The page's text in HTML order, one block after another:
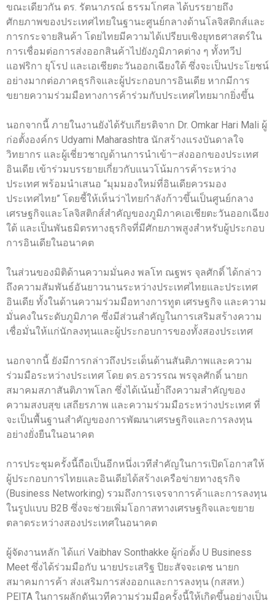
ขณะเดียวกัน ดร. รัตนาภรณ์ ธรรมโกศล ได้บรรยายถึง
ศักยภาพของประเทศไทยในฐานะศูนย์กลางด้านโลจิสติกส์และ
การกระจายสินค้า โดยไทยมีความได้เปรียบเชิงยุทธศาสตร์ใน
การเชื่อมต่อการส่งออกสินค้าไปยังภูมิภาคต่าง ๆ ทั้งทวีป
แอฟริกา ยุโรป และเอเชียตะวันออกเฉียงใต้ ซึ่งจะเป็นประโยชน์
อย่างมากต่อภาคธุรกิจและผู้ประกอบการอินเดีย หากมีการ
ขยายความร่วมมือทางการค้าร่วมกับประเทศไทยมากยิ่งขึ้น
นอกจากนี้ ภายในงานยังได้รับเกียรติจาก Dr. Omkar Hari Mali ผู้
ก่อตั้งองค์กร Udyami Maharashtra นักสร้างแรงบันดาลใจ
วิทยากร และผู้เชี่ยวชาญด้านการนำเข้า–ส่งออกของประเทศ
อินเดีย เข้าร่วมบรรยายเกี่ยวกับแนวโน้มการค้าระหว่าง
ประเทศ พร้อมนำเสนอ “มุมมองใหม่ที่อินเดียควรมอง
ประเทศไทย” โดยชี้ให้เห็นว่าไทยกำลังก้าวขึ้นเป็นศูนย์กลาง
เศรษฐกิจและโลจิสติกส์สำคัญของภูมิภาคเอเชียตะวันออกเฉียง
ใต้ และเป็นพันธมิตรทางธุรกิจที่มีศักยภาพสูงสำหรับผู้ประกอบ
การอินเดียในอนาคต
ในส่วนของมิติด้านความมั่นคง พลโท ณฐพร จุลศักดิ์ ได้กล่าว
ถึงความสัมพันธ์อันยาวนานระหว่างประเทศไทยและประเทศ
อินเดีย ทั้งในด้านความร่วมมือทางการทูต เศรษฐกิจ และความ
มั่นคงในระดับภูมิภาค ซึ่งมีส่วนสำคัญในการเสริมสร้างความ
เชื่อมั่นให้แก่นักลงทุนและผู้ประกอบการของทั้งสองประเทศ
นอกจากนี้ ยังมีการกล่าวถึงประเด็นด้านสันติภาพและความ
ร่วมมือระหว่างประเทศ โดย ดร.อรวรรณ พรจุลศักดิ์ นายก
สมาคมสภาสันติภาพโลก ซึ่งได้เน้นย้ำถึงความสำคัญของ
ความสงบสุข เสถียรภาพ และความร่วมมือระหว่างประเทศ ที่
จะเป็นพื้นฐานสำคัญของการพัฒนาเศรษฐกิจและการลงทุน
อย่างยั่งยืนในอนาคต
การประชุมครั้งนี้ถือเป็นอีกหนึ่งเวทีสำคัญในการเปิดโอกาสให้
ผู้ประกอบการไทยและอินเดียได้สร้างเครือข่ายทางธุรกิจ
(Business Networking) รวมถึงการเจรจาการค้าและการลงทุน
ในรูปแบบ B2B ซึ่งจะช่วยเพิ่มโอกาสทางเศรษฐกิจและขยาย
ตลาดระหว่างสองประเทศในอนาคต
ผู้จัดงานหลัก ได้แก่ Vaibhav Sonthakke ผู้ก่อตั้ง U Business
Meet ซึ่งได้ร่วมมือกับ นายประเสริฐ ปิยะสัจจะเดช นายก
สมาคมการค้า ส่งเสริมการส่งออกและการลงทุน (กสสท.)
PEITA ในการผลักดันเวทีความร่วมมือครั้งนี้ให้เกิดขึ้นอย่างเป็น